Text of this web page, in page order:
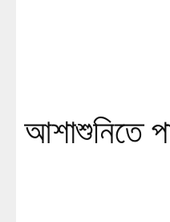
আশাশুনিতে